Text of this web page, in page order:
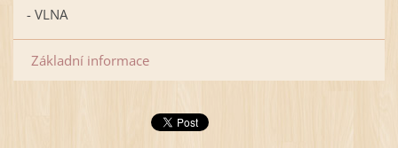
- VLNA
Základní informace